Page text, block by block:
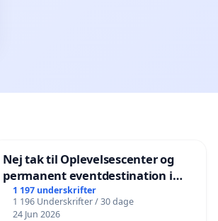
Nej tak til Oplevelsescenter og
permanent eventdestination i
Vejby - Ja tak til et levende
lokalområde i balance
1 197 underskrifter
1 196 Underskrifter / 30 dage
24 Jun 2026